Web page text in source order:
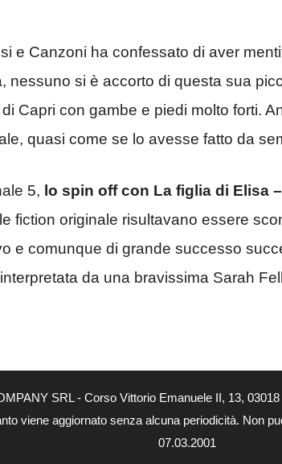
e Canzoni ha confessato di aver
nessuno si è accorto di questa sua
Capri con gambe e piedi molto forti.
quasi come se lo avesse fatto da
5, lo spin off con La figlia di Elisa
fiction originale risultavano essere
e comunque di grande successo
da una bravissima Sarah
SRL - Corso Vittorio Emanuele II, 13,
viene aggiornato senza alcuna periodicità. Non
07.03.2001